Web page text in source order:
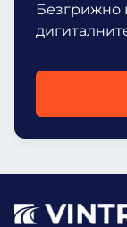
Безгрижно